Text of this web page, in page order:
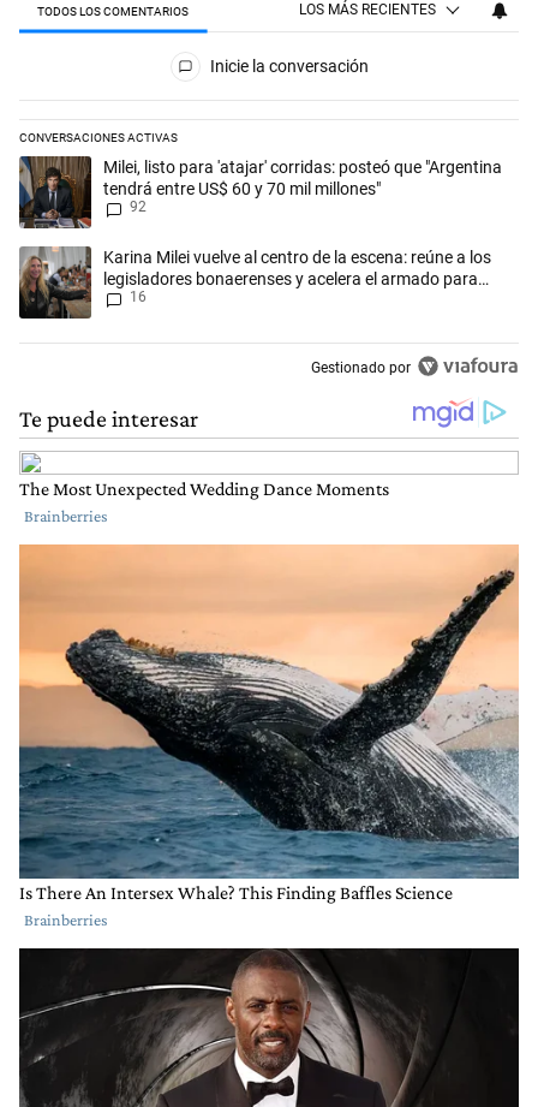
TODOS LOS COMENTARIOS LOS MÁS RECIENTES
Todos los comentarios
Inicie la conversación
CONVERSACIONES ACTIVAS
Este listado muestra los artículos con más comentarios en los
Un artículo de tendencia con el título "Milei, listo para 'atajar'
Milei, listo para 'atajar' corridas: posteó que "Argentina
tendrá entre US$ 60 y 70 mil millones"
92
Un artículo de tendencia con el título "Karina Milei vuelve al centro de
Karina Milei vuelve al centro de la escena: reúne a los
legisladores bonaerenses y acelera el armado para
2027
16
Gestionado por